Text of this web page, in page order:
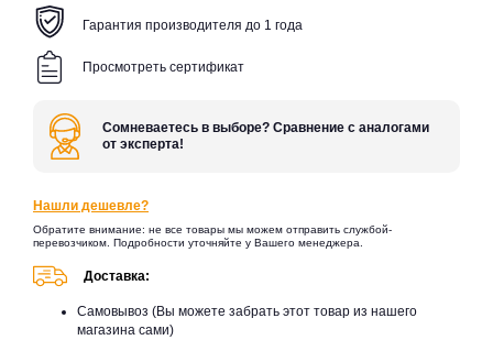
Гарантия производителя до 1 года
Просмотреть сертификат
Сомневаетесь в выборе? Сравнение с аналогами
от эксперта!
Нашли дешевле?
Обратите внимание: не все товары мы можем отправить службой-
перевозчиком. Подробности уточняйте у Вашего менеджера.
Доставка:
Самовывоз (Вы можете забрать этот товар из нашего
магазина сами)